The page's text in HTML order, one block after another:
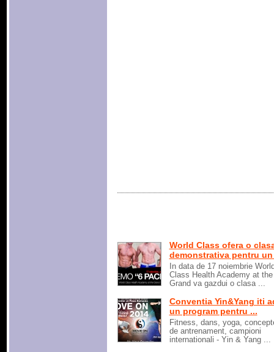
World Class ofera o
demonstrativa pentru un
In data de 17 noiembrie
Class Health Academy at the
Grand va gazdui o clasa ...
Conventia Yin&Yang iti
un program pentru ...
Fitness, dans, yoga,
de antrenament, campioni
internationali - Yin & Yang ...